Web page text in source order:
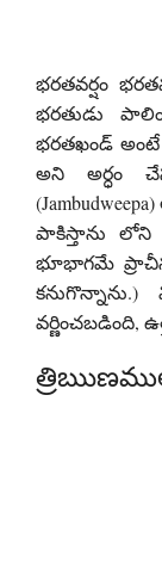
భరతవర్షం
భరతుడు
భరతఖండ్ అంటే
అని అర్ధం
పాకిస్తాను
భూభాగమే
వర్ణించబడింది,